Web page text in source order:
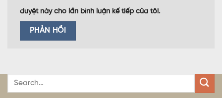
duyệt này cho lần bình luận kế tiếp của tôi.